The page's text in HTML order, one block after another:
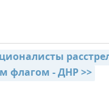
флагом - ДНР >>